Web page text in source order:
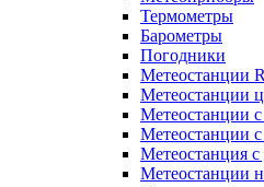
Термометры
Барометры
Погодники
Метеостанции
Метеостанции
Метеостанции
Метеостанции
Метеостанция с
Метеостанции